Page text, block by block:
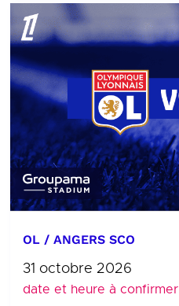
OL / ANGERS SCO
31 octobre 2026
date et heure à confirmer